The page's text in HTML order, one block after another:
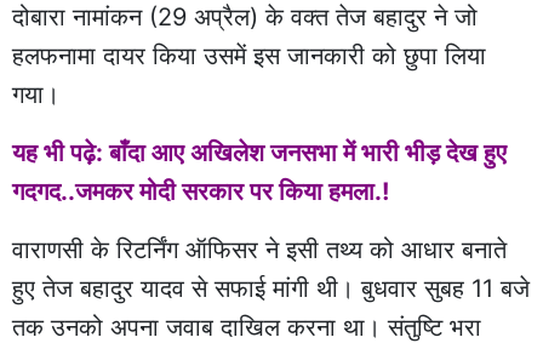
दोबारा नामांकन (29 अप्रैल) के वक्त तेज बहादुर ने जो
हलफनामा दायर किया उसमें इस जानकारी को छुपा लिया
गया।
यह भी पढ़े: बाँदा आए अखिलेश जनसभा में भारी भीड़ देख हुए
गदगद..जमकर मोदी सरकार पर किया हमला.!
वाराणसी के रिटर्निंग ऑफिसर ने इसी तथ्य को आधार बनाते
हुए तेज बहादुर यादव से सफाई मांगी थी। बुधवार सुबह 11 बजे
तक उनको अपना जवाब दाखिल करना था। संतुष्टि भरा